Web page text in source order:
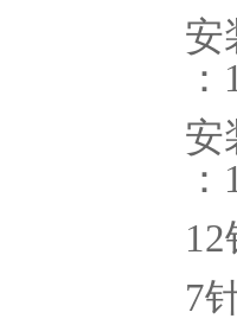
安
：
安
：
12
7